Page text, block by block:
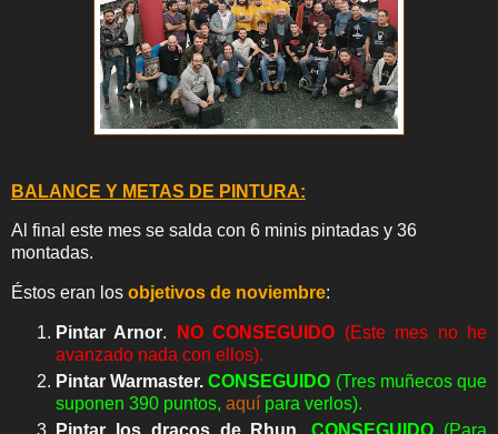
BALANCE Y METAS DE PINTURA:
Al final este mes se salda con 6 minis pintadas y 36
montadas.
Éstos eran los objetivos de noviembre:
Pintar Arnor. NO CONSEGUIDO (Este mes no he
avanzado nada con ellos).
Pintar Warmaster. CONSEGUIDO (Tres muñecos que
suponen 390 puntos, aquí para verlos).
Pintar los dracos de Rhun.CONSEGUIDO (Para